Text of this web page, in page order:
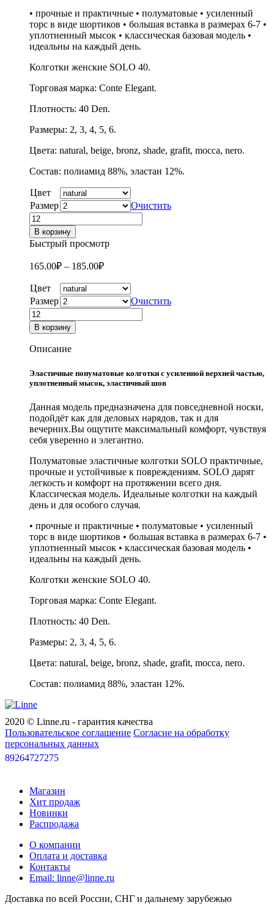
• прочные и практичные • полуматовые • усиленный
торс в виде шортиков • большая вставка в размерах 6-7 •
уплотненный мысок • классическая базовая модель •
идеальны на каждый день.
Колготки женские SOLO 40.
Торговая марка: Conte Elegant.
Плотность: 40 Den.
Размеры: 2, 3, 4, 5, 6.
Цвета: natural, beige, bronz, shade, grafit, mocca, nero.
Состав: полиамид 88%, эластан 12%.
Цвет
Размер
Очистить
Количество
товара
Колготки
женские
эластичные
Conte
elegant
Solo,
40
den,
В корзину
Быстрый просмотр
165.00₽ – 185.00₽
Цвет
Размер
Очистить
Количество
товара
Колготки
женские
Conte
elegant
Solo,
40
den,
В корзину
Описание
Эластичные попуматовые колготки с усиленной верхней частью,
уплотненный мысок, эластичный шов
Данная модель предназначена для повседневной носки,
подойдёт как для деловых нарядов, так и для
вечерних.Вы ощутите максимальный комфорт, чувствуя
себя уверенно и элегантно.
Полуматовые эластичные колготки SOLO практичные,
прочные и устойчивые к повреждениям. SOLO дарят
легкость и комфорт на протяжении всего дня.
Классическая модель. Идеальные колготки на каждый
день и для особого случая.
• прочные и практичные • полуматовые • усиленный
торс в виде шортиков • большая вставка в размерах 6-7 •
уплотненный мысок • классическая базовая модель •
идеальны на каждый день.
Колготки женские SOLO 40.
Торговая марка: Conte Elegant.
Плотность: 40 Den.
Размеры: 2, 3, 4, 5, 6.
Цвета: natural, beige, bronz, shade, grafit, mocca, nero.
Состав: полиамид 88%, эластан 12%.
2020 © Linne.ru - гарантия качества
Пользовательское соглашение Согласие на обработку
персональных данных
89264727275
Магазин
Хит продаж
Новинки
Распродажа
О компании
Оплата и доставка
Контакты
Email: linne@linne.ru
Доставка по всей России, СНГ и дальнему зарубежью